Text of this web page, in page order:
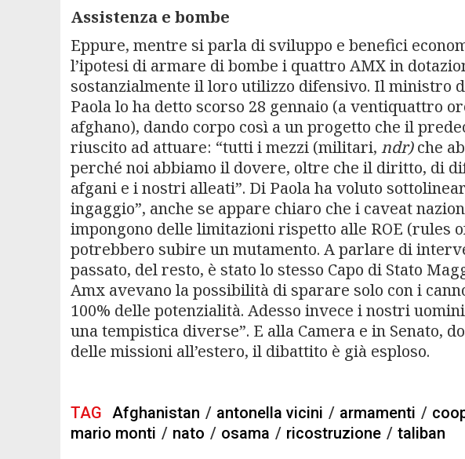
Assistenza e bombe
Eppure, mentre si parla di sviluppo e benefici
l’ipotesi di armare di bombe i quattro AMX in
sostanzialmente il loro utilizzo difensivo. Il ministro
Paola lo ha detto scorso 28 gennaio (a ventiquattro
afghano), dando corpo così a un progetto che il
riuscito ad attuare: “tutti i mezzi (militari, ndr)che
perché noi abbiamo il dovere, oltre che il diritto, di
afgani e i nostri alleati”. Di Paola ha voluto
ingaggio”, anche se appare chiaro che i caveat
impongono delle limitazioni rispetto alle ROE (rules
potrebbero subire un mutamento. A parlare di
passato, del resto, è stato lo stesso Capo di Stato
Amx avevano la possibilità di sparare solo con i
100% delle potenzialità. Adesso invece i nostri
una tempistica diverse”. E alla Camera e in Senato,
delle missioni all’estero, il dibattito è già esploso.
TAG Afghanistan / antonella vicini / armamenti /
mario monti / nato / osama / ricostruzione / taliban